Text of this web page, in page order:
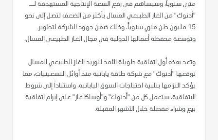
متري سنوياً، وسيساهم في رفع السعة الإنتاجية المستهدفة لــ
"أدنوك" من الغاز الطبيعي المسال بأكثر من الضعف لتصل إلى نحو
15 مليون طن متري سنوياً، وذلك ضمن جهود الشركة لتطوير
وتوسعة محفظة أعمالها الدولية في مجال الغاز الطبيعي المسال.
وتعد هذه أول اتفاقية طويلة الأمد لتوريد الغاز الطبيعي المسال
توقعها "أدنوك" مع شركة طاقة يابانية منذ أوائل التسعينيات، مما
يؤكد التزامها بتلبية احتياجات السوق اليابانية. واستناداً إلى شروط
الاتفاقية، ستعمل كل من "أدنوك" و"أوساكا غاز" على إبرام اتفاقية
بيع وشراء مفصلة خلال الأشهر المقبلة.